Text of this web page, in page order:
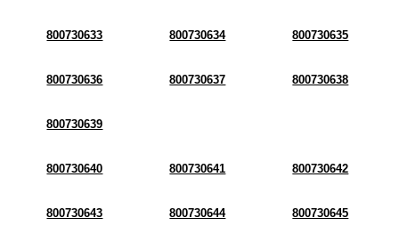
800730633 800730634 800730635
800730636 800730637 800730638
800730639
800730640 800730641 800730642
800730643 800730644 800730645